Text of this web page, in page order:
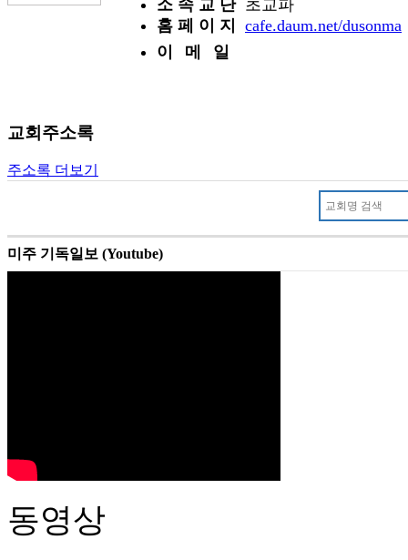
소 속 교 단 초교파
홈 페 이 지
cafe.daum.net/dusonma
이 메 일
교회주소록
주소록 더보기
미주 기독일보 (Youtube)
동영상